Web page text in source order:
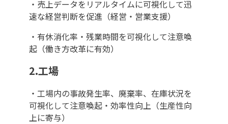
・売上データをリアルタイムに可視化して迅
速な経営判断を促進（経営・営業支援）
・有休消化率・残業時間を可視化して注意喚
起（働き方改革に有効）
2.工場
・工場内の事故発生率、廃棄率、在庫状況を
可視化して注意喚起・効率性向上（生産性向
上に寄与）